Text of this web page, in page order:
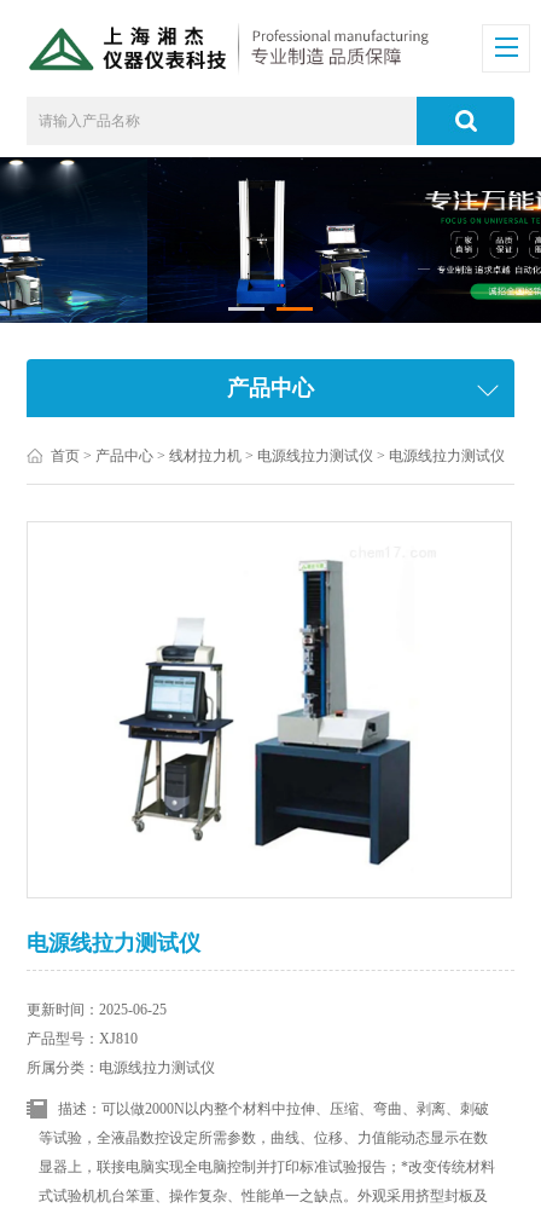
产品中心
首页 > 产品中心 >线材拉力机 > 电源线拉力测试仪 > 电源线拉力测试仪
电源线拉力测试仪
更新时间：2025-06-25
产品型号：XJ810
所属分类：电源线拉力测试仪
描述：可以做2000N以内整个材料中拉伸、压缩、弯曲、剥离、刺破
等试验，全液晶数控设定所需参数，曲线、位移、力值能动态显示在数
显器上，联接电脑实现全电脑控制并打印标准试验报告；*改变传统材料
式试验机机台笨重、操作复杂、性能单一之缺点。外观采用挤型封板及